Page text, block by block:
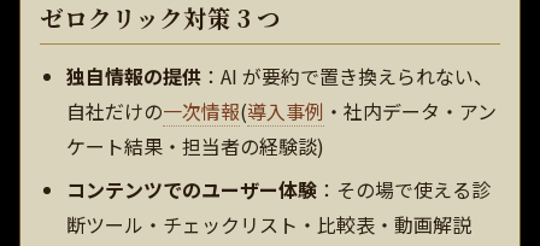
ゼロクリック対策 3 つ
独自情報の提供 ：AI が要約で置き換えられない、
自社だけの一次情報(導入事例 ・社内データ・アン
ケート結果・担当者の経験談)
コンテンツでのユーザー体験 ：その場で使える診
断ツール・チェックリスト・比較表・動画解説